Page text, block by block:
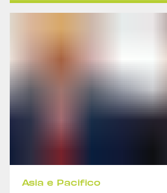
Asia e Pacifico